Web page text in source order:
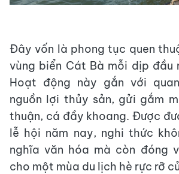
Đây vốn là phong tục quen
vùng biển Cát Bà mỗi dịp đầu
Hoạt động này gắn với
nguồn lợi thủy sản, gửi gắm
thuận, cá đầy khoang. Được
lễ hội năm nay, nghi thức
nghĩa văn hóa mà còn đóng
cho một mùa du lịch hè rực rỡ